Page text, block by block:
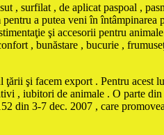
, surfilat , de aplicat paspoal ,
a putea veni în întâmpinarea
şi accesorii pentru
, bunăstare , bucurie ,
ţării şi facem export . Pentru acest
, iubitori de animale . O parte
din 3-7 dec. 2007 , care